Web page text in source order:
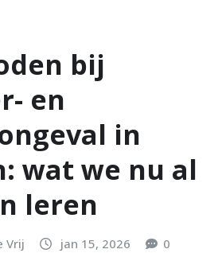
bij
en
in
wat we nu al
leren
Vrij jan 15, 2026 0